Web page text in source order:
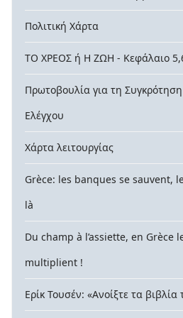
Πολιτική Χάρτα
ΤΟ ΧΡΕΟΣ ή Η ΖΩΗ - Κεφάλαιο
Πρωτοβουλία για τη
Ελέγχου
Χάρτα λειτουργίας
Grèce: les banques se sauvent,
là
Du champ à l’assiette, en Grèce
multiplient !
Ερίκ Τουσέν: «Ανοίξτε τα